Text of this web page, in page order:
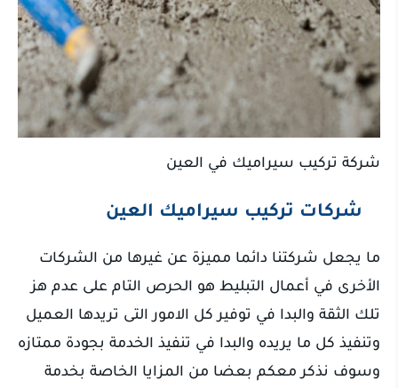
شركة تركيب سيراميك في العين
شركات تركيب سيراميك العين
ما يجعل شركتنا دائما مميزة عن غيرها من الشركات
الأخرى في أعمال التبليط هو الحرص التام على عدم هز
تلك الثقة والبدا في توفير كل الامور التى تريدها العميل
وتنفيذ كل ما يريده والبدا في تنفيذ الخدمة بجودة ممتازه
وسوف نذكر معكم بعضا من المزايا الخاصة بخدمة